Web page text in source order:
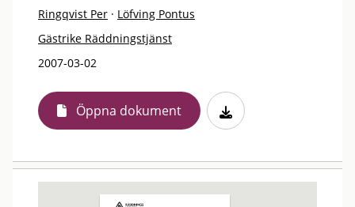
Ringqvist Per · Löfving Pontus
Gästrike Räddningstjänst
2007-03-02
Öppna dokument